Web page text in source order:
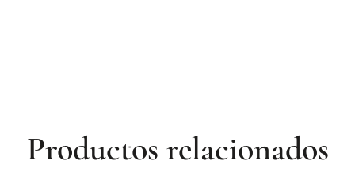
Productos relacionados